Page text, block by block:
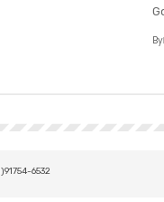
By
6532